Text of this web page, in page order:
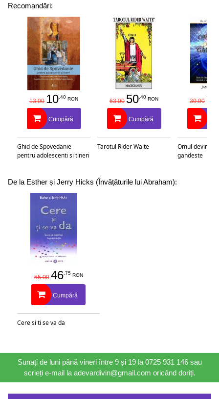
Recomandări:
13.00 10.40 RON
Cumpără
Ghid de Spovedanie
pentru adolescenti si tineri
63.00 50.40 RON
Cumpără
Tarotul Rider Waite
30.00 25
Omul devine
gandeste
De la Esther și Jerry Hicks (Învățăturile lui Abraham):
55.00 46.75 RON
Cumpără
Cere si ti se va da
Sunați de luni până vineri între 9 și 19 la 0725 931 146 sau
scrieți e-mail la adevardivin@gmail.com oricând doriți.